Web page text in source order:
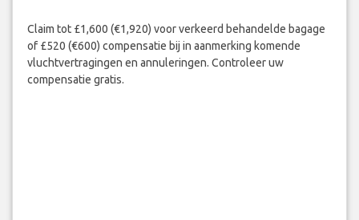
Claim tot £1,600 (€1,920) voor verkeerd behandelde bagage
of £520 (€600) compensatie bij in aanmerking komende
vluchtvertragingen en annuleringen. Controleer uw
compensatie gratis.